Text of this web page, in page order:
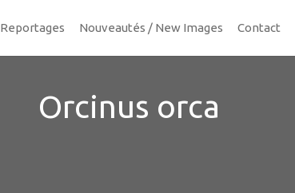
Reportages Nouveautés / New Images Contact
Orcinus orca